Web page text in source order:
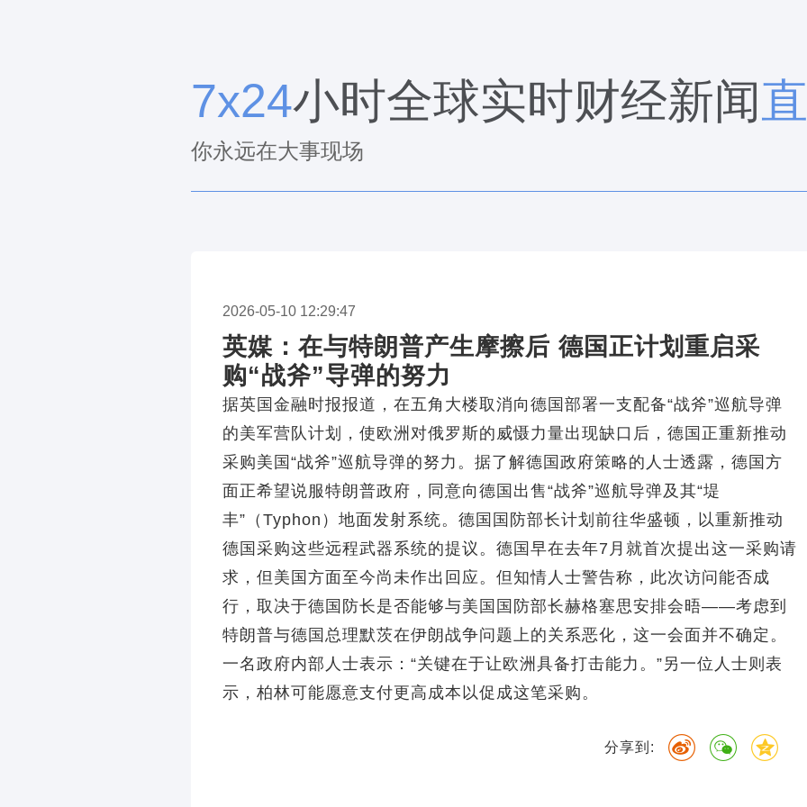
7x24小时全球实时财经新闻
你永远在大事现场
2026-05-10 12:29:47
英媒：在与特朗普产生摩擦后 德国正计划重启采
购“战斧”导弹的努力
据英国金融时报报道，在五角大楼取消向德国部署一支配备“战斧”巡航导弹
的美军营队计划，使欧洲对俄罗斯的威慑力量出现缺口后，德国正重新推动
采购美国“战斧”巡航导弹的努力。据了解德国政府策略的人士透露，德国方
面正希望说服特朗普政府，同意向德国出售“战斧”巡航导弹及其“堤
丰”（Typhon）地面发射系统。德国国防部长计划前往华盛顿，以重新推动
德国采购这些远程武器系统的提议。德国早在去年7月就首次提出这一采购请
求，但美国方面至今尚未作出回应。但知情人士警告称，此次访问能否成
行，取决于德国防长是否能够与美国国防部长赫格塞思安排会晤——考虑到
特朗普与德国总理默茨在伊朗战争问题上的关系恶化，这一会面并不确定。
一名政府内部人士表示：“关键在于让欧洲具备打击能力。”另一位人士则表
示，柏林可能愿意支付更高成本以促成这笔采购。
分享到: